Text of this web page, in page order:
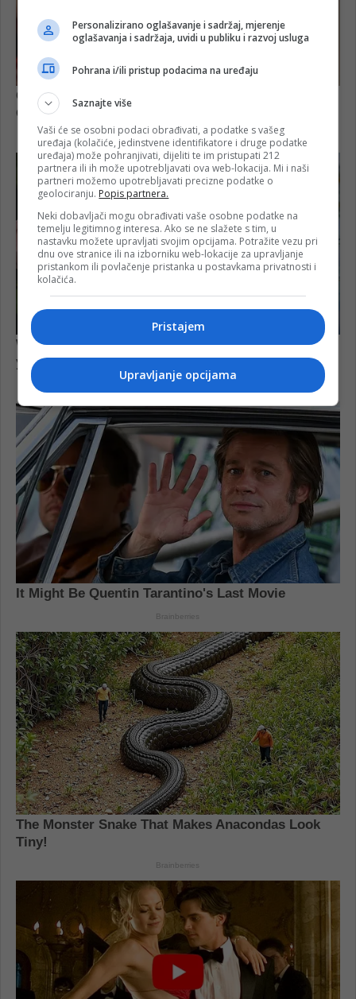
Personalizirano oglašavanje i sadržaj, mjerenje
oglašavanja i sadržaja, uvidi u publiku i razvoj usluga
Pohrana i/ili pristup podacima na uređaju
Saznajte više
Vaši će se osobni podaci obrađivati, a podatke s vašeg
uređaja (kolačiće, jedinstvene identifikatore i druge podatke
uređaja) može pohranjivati, dijeliti te im pristupati 212
partnera ili ih može upotrebljavati ova web-lokacija. Mi i naši
partneri možemo upotrebljavati precizne podatke o
geolociranju. Popis partnera.
Neki dobavljači mogu obrađivati vaše osobne podatke na
temelju legitimnog interesa. Ako se ne slažete s tim, u
nastavku možete upravljati svojim opcijama. Potražite vezu pri
dnu ove stranice ili na izborniku web-lokacije za upravljanje
pristankom ili povlačenje pristanka u postavkama privatnosti i
kolačića.
Pristajem
Upravljanje opcijama